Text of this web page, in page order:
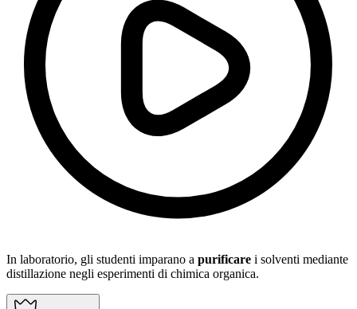
In laboratorio, gli studenti imparano a purificare i solventi mediante
distillazione negli esperimenti di chimica organica.